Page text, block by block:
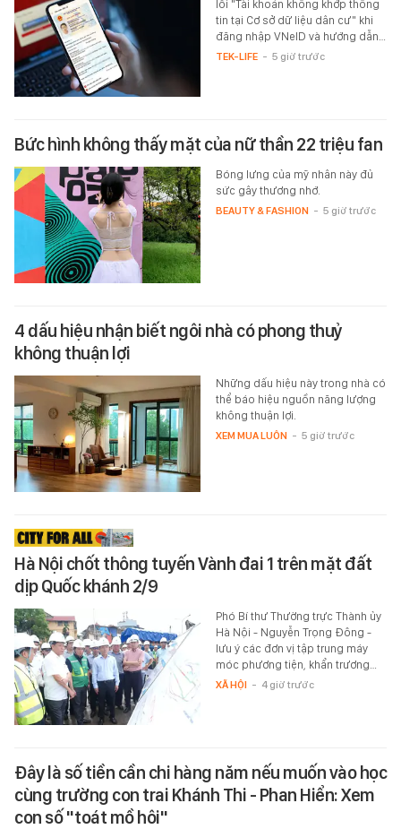
lỗi "Tài khoản không khớp thông
tin tại Cơ sở dữ liệu dân cư" khi
đăng nhập VNeID và hướng dẫn…
TEK-LIFE - 5 giờ trước
Bức hình không thấy mặt của nữ thần 22 triệu fan
Bóng lưng của mỹ nhân này đủ
sức gây thương nhớ.
BEAUTY & FASHION - 5 giờ trước
4 dấu hiệu nhận biết ngôi nhà có phong thuỷ
không thuận lợi
Những dấu hiệu này trong nhà có
thể báo hiệu nguồn năng lượng
không thuận lợi.
XEM MUA LUÔN - 5 giờ trước
Hà Nội chốt thông tuyến Vành đai 1 trên mặt đất
dịp Quốc khánh 2/9
Phó Bí thư Thường trực Thành ủy
Hà Nội - Nguyễn Trọng Đông -
lưu ý các đơn vị tập trung máy
móc phương tiện, khẩn trương…
XÃ HỘI - 4 giờ trước
Đây là số tiền cần chi hàng năm nếu muốn vào học
cùng trường con trai Khánh Thi - Phan Hiển: Xem
con số "toát mồ hôi"